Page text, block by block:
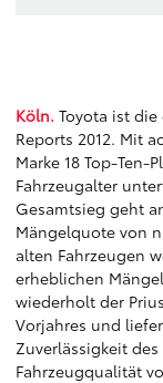
Köln. Toyota ist
Reports 2012. Mit
Marke 18 Top-
Fahrzeugalter
Gesamtsieg geht
Mängelquote von
alten Fahrzeugen
erheblichen
wiederholt der
Vorjahres und
Zuverlässigkeit
Fahrzeugqualität